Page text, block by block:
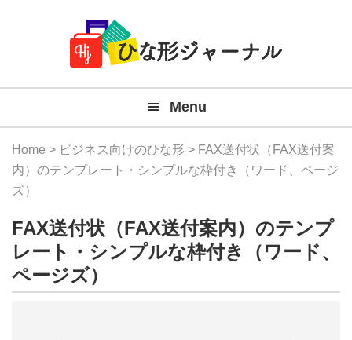
Navigation
料
テ
プ
レ
ト
(Mac
Menu
Home > ビジネス向けのひな形 > FAX送付状（FAX送付案
内）のテンプレート・シンプルな枠付き（ワード、ページ
ズ）
FAX送付状（FAX送付案内）のテンプ
レート・シンプルな枠付き（ワード、
ページズ）